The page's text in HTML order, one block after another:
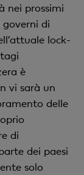
nei prossimi
di
lock-
è
vi sarà un
delle
di
dei paesi
solo